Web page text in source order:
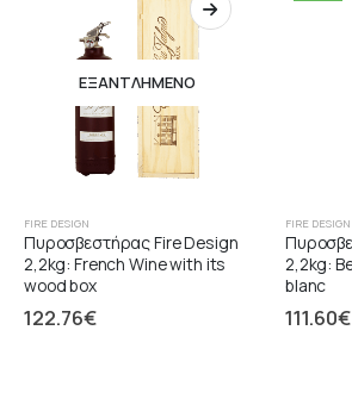
ΕΞΑΝΤΛΗΜΈΝΟ
FIRE DESIGN
Πυροσβεστήρας Fire Design
2,2kg: French Wine with its
wood box
122.76€
FIRE DESIGN
2,2kg:
blanc
111.60€